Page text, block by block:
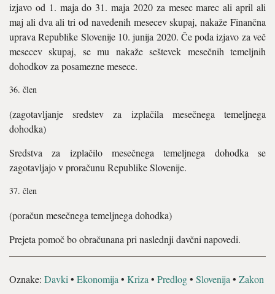
izjavo od 1. maja do 31. maja 2020 za mesec marec ali april ali
maj ali dva ali tri od navedenih mesecev skupaj, nakaže Finančna
uprava Republike Slovenije 10. junija 2020. Če poda izjavo za več
mesecev skupaj, se mu nakaže seštevek mesečnih temeljnih
dohodkov za posamezne mesece.
člen
(zagotavljanje sredstev za izplačila mesečnega temeljnega
dohodka)
Sredstva za izplačilo mesečnega temeljnega dohodka se
zagotavljajo v proračunu Republike Slovenije.
člen
(poračun mesečnega temeljnega dohodka)
Prejeta pomoč bo obračunana pri naslednji davčni napovedi.
Oznake: Davki • Ekonomija • Kriza • Predlog• Slovenija • Zakon